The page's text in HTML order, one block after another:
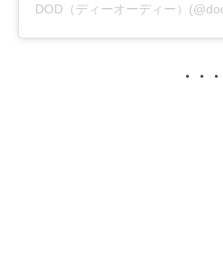
DOD（ディーオーディー）
・・・